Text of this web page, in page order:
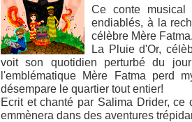
Ce conte musical
endiablés, à la
célèbre Mère
La Pluie d'Or,
voit son quotidien perturbé du
l'emblématique Mère Fatma perd
désempare le quartier tout entier!
Ecrit et chanté par Salima Drider,
emmènera dans des aventures